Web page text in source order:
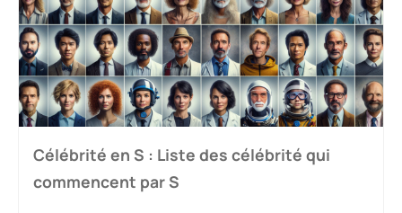
Célébrité en S : Liste des célébrité qui
commencent par S